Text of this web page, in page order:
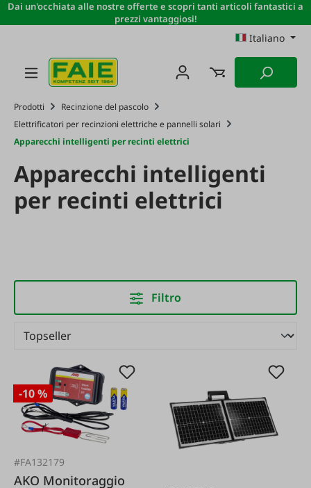
Passa al contenuto principale
Dai un'occhiata alle nostre offerte e scopri tanti articoli fantastici a
prezzi vantaggiosi!
Italiano
Prodotti
Recinzione del pascolo
Elettrificatori per recinzioni elettriche e pannelli solari
Apparecchi intelligenti per recinti elettrici
Apparecchi intelligenti
per recinti elettrici
Filtro
-10 %
#FA132179
AKO Monitoraggio